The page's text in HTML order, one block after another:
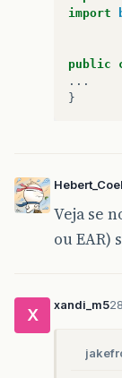
import
public
...
}
Veja se
ou EAR)
X
xandi_m5